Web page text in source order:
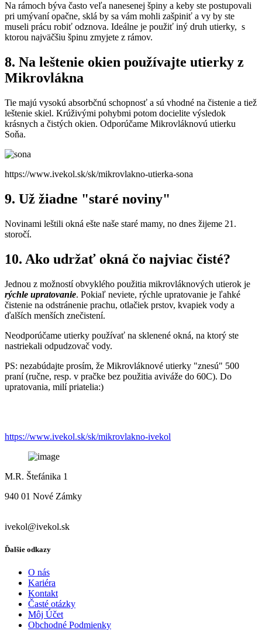
Na rámoch býva často veľa nanesenej špiny a keby ste postupovali
pri umývaní opačne, sklá by sa vám mohli zašpiniť a vy by ste
museli prácu robiť odznova. Ideálne je použiť iný druh utierky, s
ktorou najväčšiu špinu zmyjete z rámov.
8. Na leštenie okien používajte utierky z
Mikrovlákna
Tie majú vysokú absorbčnú schopnosť a sú vhodné na čistenie a tiež
leštenie skiel. Krúživými pohybmi potom docielite výsledok
krásnych a čistých okien. Odporúčame Mikrovláknovú utierku
Soňa.
https://www.ivekol.sk/sk/mikrovlakno-utierka-sona
9. Už žiadne "staré noviny"
Novinami leštili okná ešte naše staré mamy, no dnes žijeme 21.
storočí.
10. Ako udržať okná čo najviac čisté?
Jednou z možností obvyklého použitia mikrovláknových utierok je
rýchle upratovanie. Pokiaľ neviete, rýchle upratovanie je ľahké
čistenie na odstránenie prachu, otlačiek prstov, kvapiek vody a
ďalších menších znečistení.
Neodporúčame utierky používať na sklenené okná, na ktorý ste
nastriekali odpudzovač vody.
PS: nezabúdajte prosím, že Mikrovláknové utierky "znesú" 500
praní (ručne, resp. v pračke bez použitia aviváže do 60C). Do
upratovania, milí priatelia:)
https://www.ivekol.sk/sk/mikrovlakno-ivekol
M.R. Štefánika 1
940 01 Nové Zámky
ivekol@ivekol.sk
Ďalšie odkazy
O nás
Kariéra
Kontakt
Časté otázky
Môj Účet
Obchodné Podmienky